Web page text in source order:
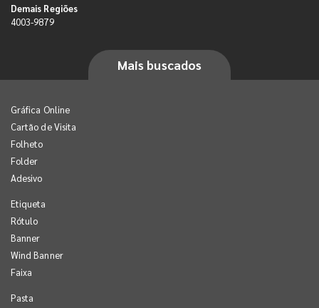
Demais Regiões
4003-9879
Mais buscados
Gráfica Online
Cartão de Visita
Folheto
Folder
Adesivo
Etiqueta
Rótulo
Banner
Wind Banner
Faixa
Pasta